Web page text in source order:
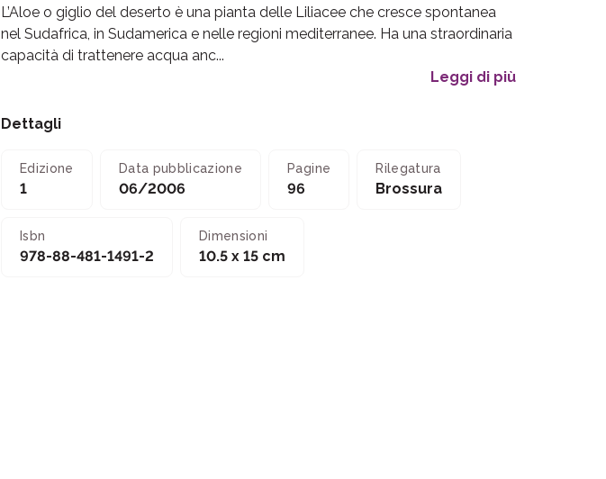
L’Aloe o giglio del deserto è una pianta delle Liliacee che cresce spontanea
nel Sudafrica, in Sudamerica e nelle regioni mediterranee. Ha una straordinaria
capacità di trattenere acqua anc...
Leggi di più
Dettagli
Edizione
1
Data pubblicazione
06/2006
Pagine
96
Rilegatura
Brossura
Isbn
978-88-481-1491-2
Dimensioni
10.5 x 15 cm